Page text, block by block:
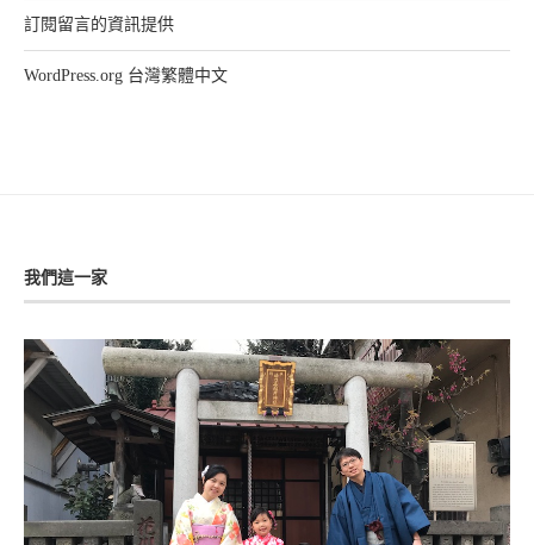
訂閱留言的資訊提供
WordPress.org 台灣繁體中文
我們這一家